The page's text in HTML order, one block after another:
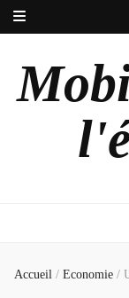
Accueil / Economie /